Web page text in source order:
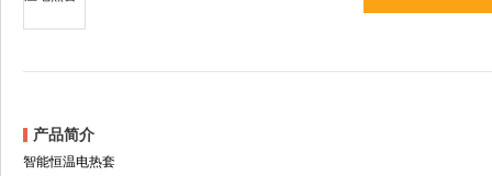
产品简介
智能恒温电热套